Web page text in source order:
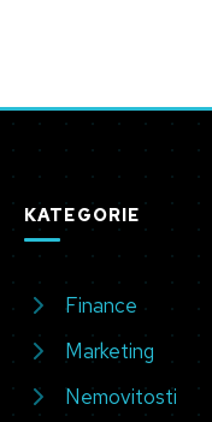
KATEGORIE
Finance
Marketing
Nemovitosti